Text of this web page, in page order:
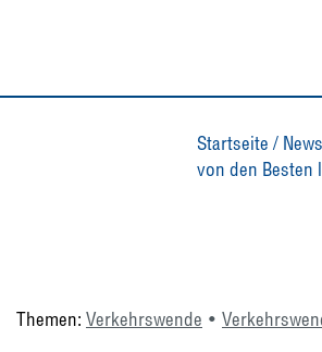
Startseite / News
von den Besten
Themen: Verkehrswende